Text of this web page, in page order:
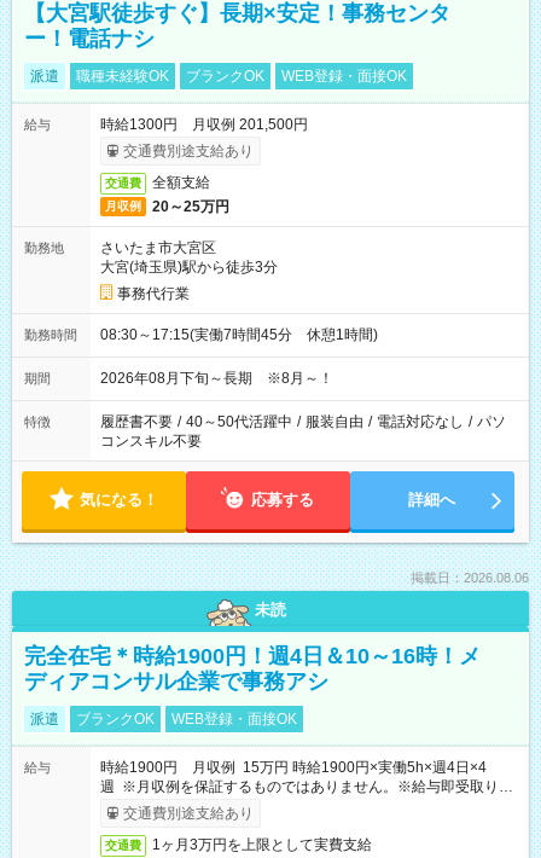
【大宮駅徒歩すぐ】長期×安定！事務センタ
ー！電話ナシ
派遣 職種未経験OK ブランクOK WEB登録・面接OK
給与
時給1300円 月収例 201,500円
交通費別途支給あり
交通費 全額支給
月収例 20～25万円
勤務地
さいたま市大宮区
大宮(埼玉県)駅から徒歩3分
事務代行業
勤務時間 08:30～17:15(実働7時間45分 休憩1時間)
期間 2026年08月下旬～長期 ※8月～！
特徴 履歴書不要 / 40～50代活躍中 / 服装自由 / 電話対応なし / パソ
コンスキル不要
気になる！ 応募する 詳細へ
掲載日：2026.08.06
未読
完全在宅＊時給1900円！週4日＆10～16時！メ
ディアコンサル企業で事務アシ
派遣 ブランクOK WEB登録・面接OK
給与
時給1900円 月収例 15万円 時給1900円×実働5h×週4日×4
週 ※月収例を保証するものではありません。※給与即受取りサ
ービス利用可（利用条件有）
交通費別途支給あり
交通費 1ヶ月3万円を上限として実費支給